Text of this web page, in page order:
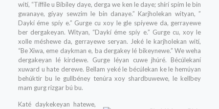
wití, “Tíffíle u Bíbíley daye, derga we ken le daye; shírí spím le bin
gwanaye, gíyay sewzim le bin danaye.” Karjholekan wityan, ”
Daykí éme spíy e.” Gurge cu xoy le gle spíyewe da, gerrayewe
ber dergakeyan. Wityan, “Daykí éme spíy e.” Gurge cu, xoy le
xolle méshewe da, gerrayewe seryan. Jeké le karjholekan wití,
“Be Xiwa, eme daykman e, ba dergakey lé bikeynewe.” We weha
dergakeyan lé kirdewe. Gurge léyan cuwe jhúré. Bécúlekaní
xuward u hate derewe. Bellam yeké le bécúlekan ke le hemúyan
behúktir bu le gullbéney tenúra xoy shardbuwewe, le kellbey
mam gurg rizgar bú bu.
Katé daykekeyan hatewe,